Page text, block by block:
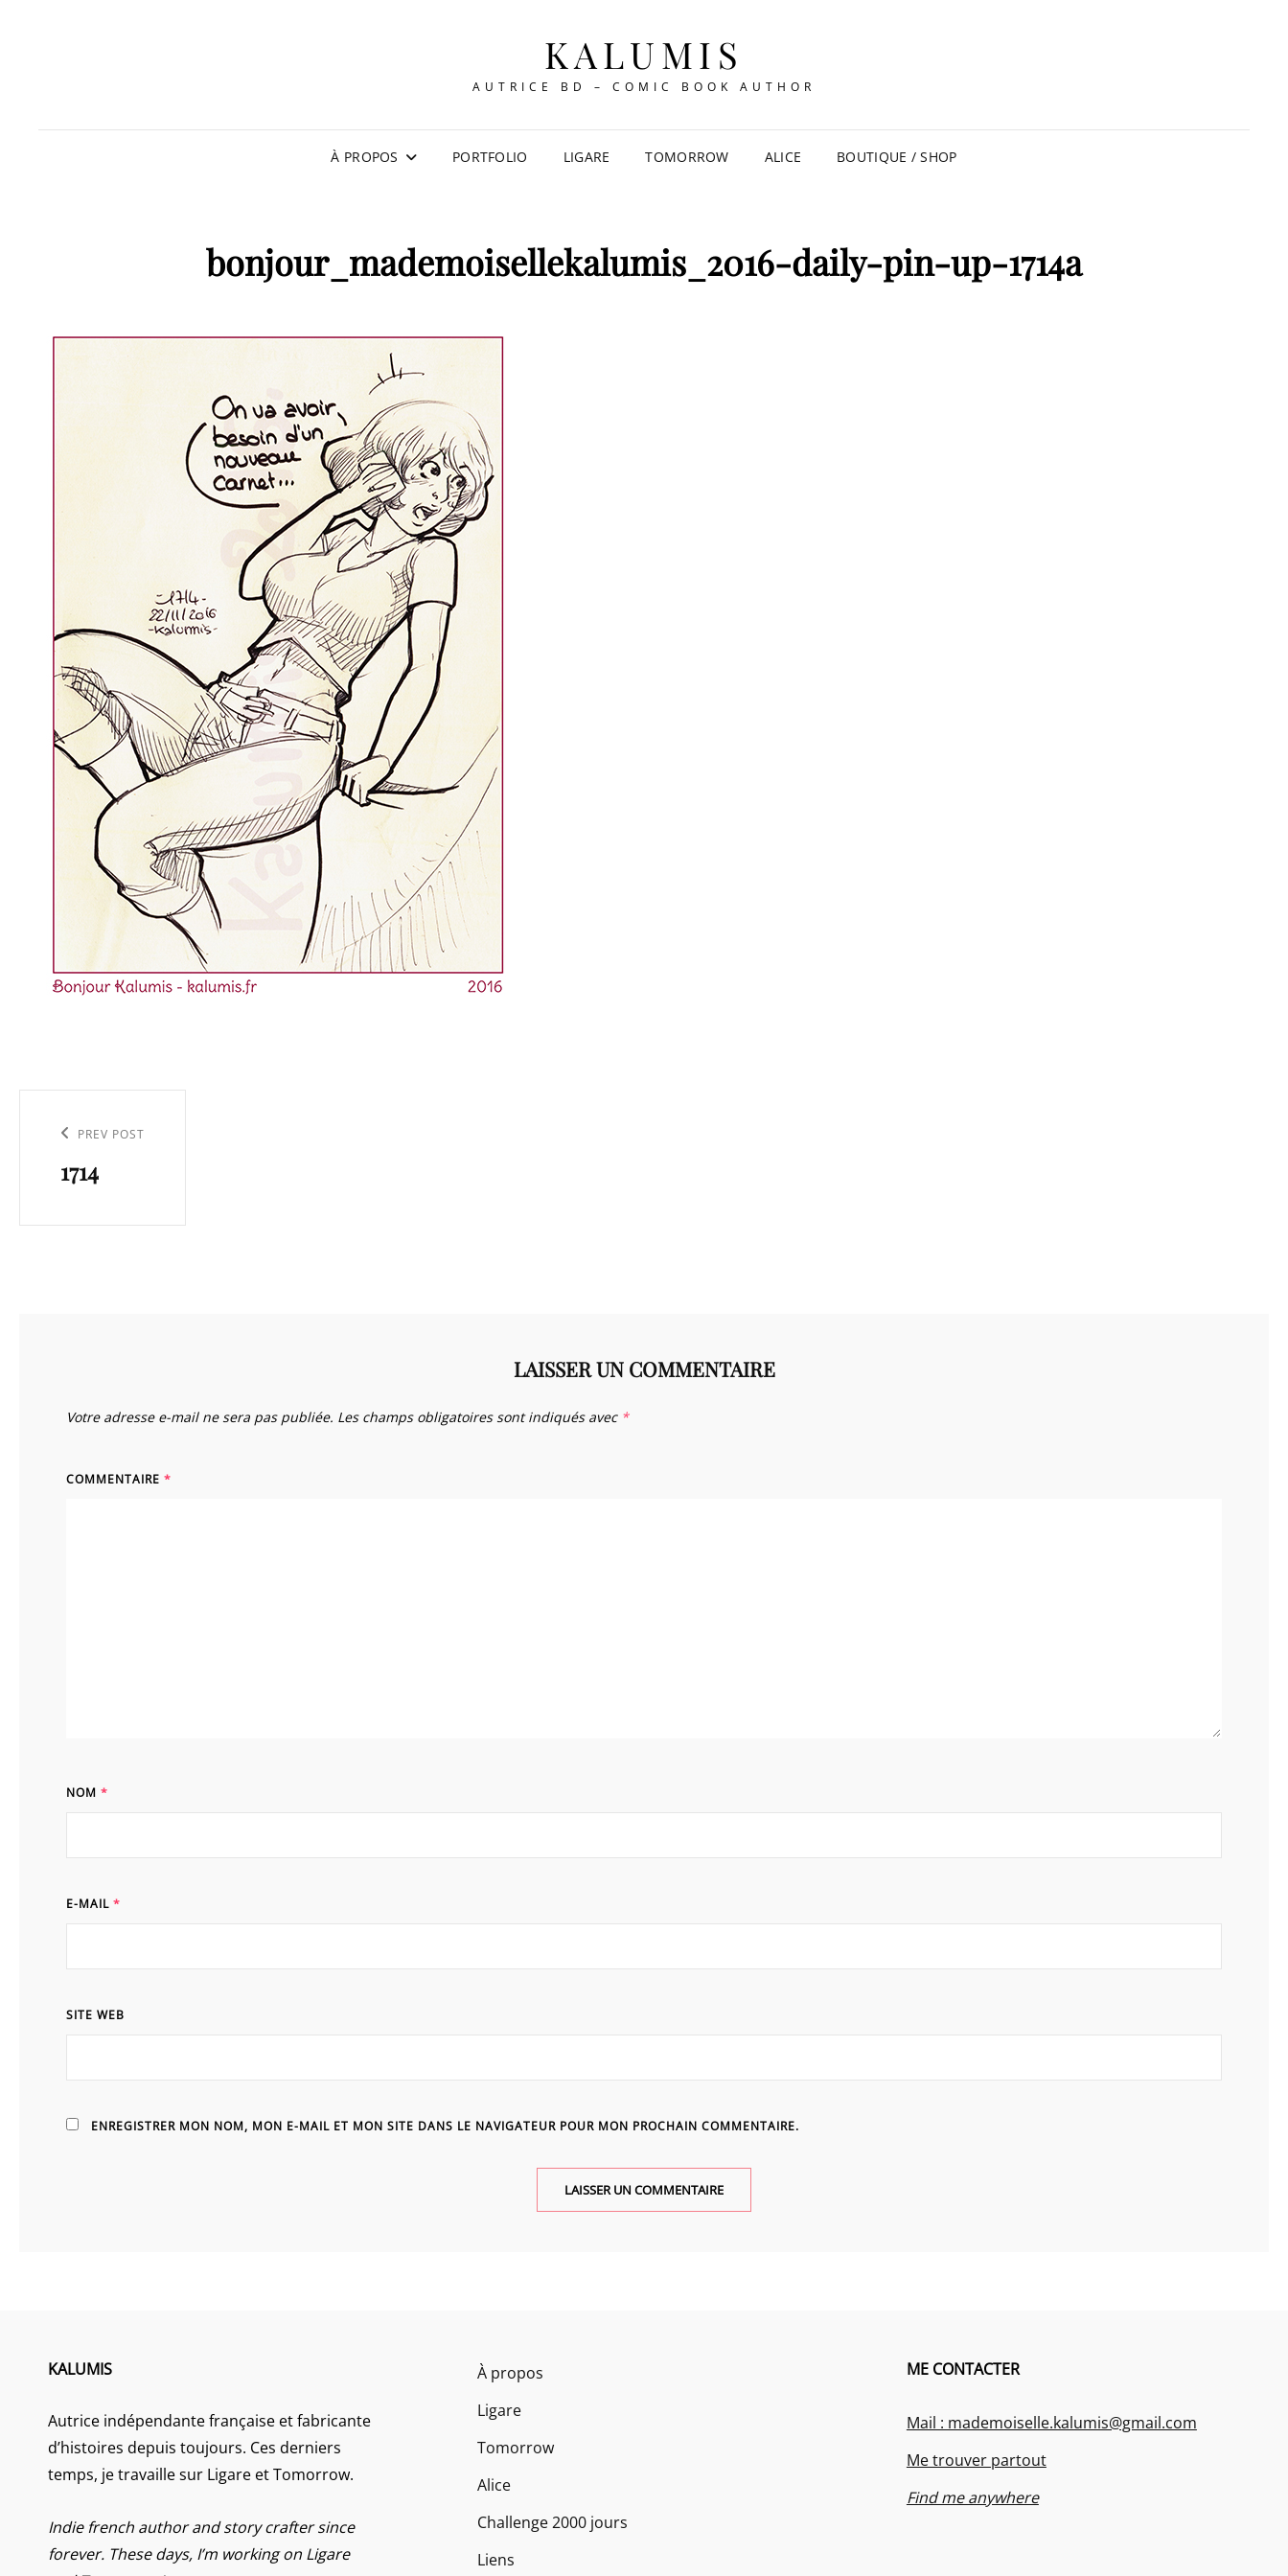
KALUMIS
AUTRICE BD – COMIC BOOK AUTHOR
À PROPOS PORTFOLIO LIGARE TOMORROW ALICE BOUTIQUE / SHOP
bonjour_mademoisellekalumis_2016-daily-pin-up-1714a
l’article
Previous
Post
PREV POST
1714
LAISSER UN COMMENTAIRE
Votre adresse e-mail ne sera pas publiée. Les champs obligatoires sont indiqués avec *
COMMENTAIRE *
NOM *
E-MAIL *
SITE WEB
ENREGISTRER MON NOM, MON E-MAIL ET MON SITE DANS LE NAVIGATEUR POUR MON PROCHAIN COMMENTAIRE.
KALUMIS
Autrice indépendante française et fabricante
d’histoires depuis toujours. Ces derniers
temps, je travaille sur Ligare et Tomorrow.
Indie french author and story crafter since
forever. These days, I’m working on Ligare
À propos
Ligare
Tomorrow
Alice
Challenge 2000 jours
Liens
ME CONTACTER
Mail : mademoiselle.kalumis@gmail.com
Me trouver partout
Find me anywhere